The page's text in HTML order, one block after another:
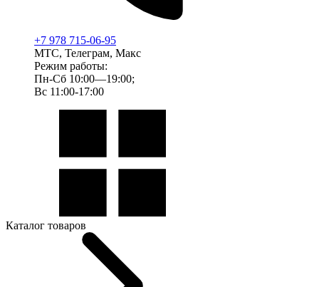
+7 978 715-06-95
МТС, Телеграм, Макс
Режим работы:
Пн-Сб 10:00—19:00;
Вс 11:00-17:00
Каталог товаров